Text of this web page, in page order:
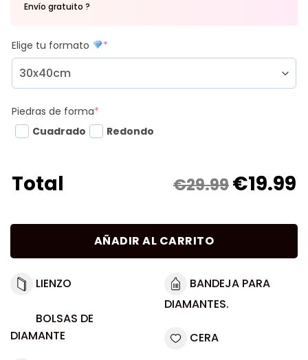
Envío gratuito ?
Elige tu formato *
Piedras de forma*
Cuadrado
Redondo
Total €29.99€19.99
AÑADIR AL CARRITO
LIENZO
BOLSAS DE
DIAMANTE
BANDEJA PARA
DIAMANTES.
CERA